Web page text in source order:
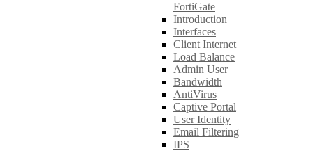
FortiGate
Introduction
Interfaces
Client Internet
Load Balance
Admin User
Bandwidth
AntiVirus
Captive Portal
User Identity
Email Filtering
IPS